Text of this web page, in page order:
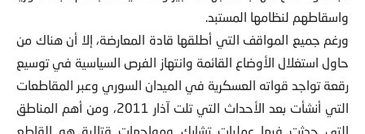
واسقاطهم لنظامها المستبد.
ورغم جميع المواقف التي أطلقها قادة المعارضة، إلا أن هناك من
حاول استغلال الأوضاع القائمة وانتهاز الفرص السياسية في توسيع
رقعة تواجد قواته العسكرية في الميدان السوري وعبر المقاطعات
التي أنشأت بعد الأحداث التي تلت آذار 2011، ومن أهم المناطق
التي حدثت فيها عمليات تشابك ومواجهات قتالية هو القاطع